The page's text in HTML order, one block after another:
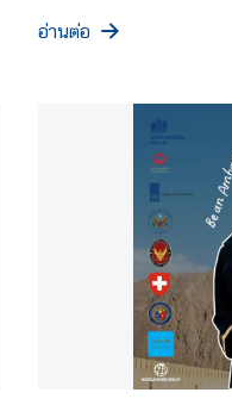
อ่านต่อ